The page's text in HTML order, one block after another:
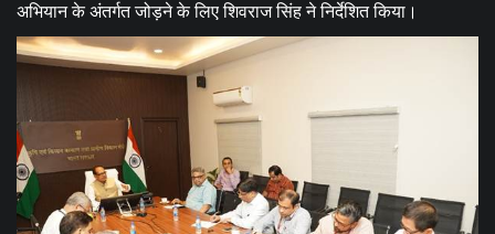
अभियान के अंतर्गत जोड़ने के लिए शिवराज सिंह ने निर्देशित किया।